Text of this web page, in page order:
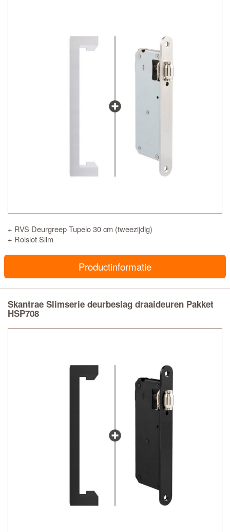
+ RVS Deurgreep Tupelo 30 cm (tweezijdig)
+ Rolslot Slim
Productinformatie
Skantrae Slimserie deurbeslag draaideuren Pakket
HSP708